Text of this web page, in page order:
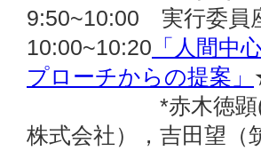
9:50~10:00 実行委員
10:00~10:20 「人間中
プローチからの提案」
*赤木徳顕(帝京
株式会社），吉田望（